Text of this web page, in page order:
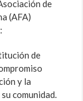
de
(AFA)
de
y la
comunidad.